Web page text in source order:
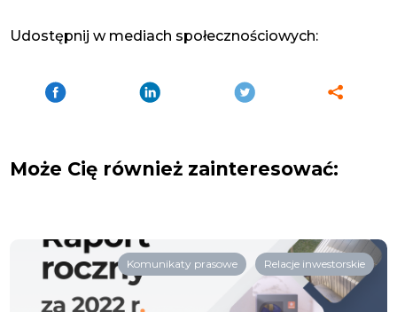
Udostępnij w mediach społecznościowych:
Może Cię również zainteresować:
Komunikaty prasowe Relacje inwestorskie